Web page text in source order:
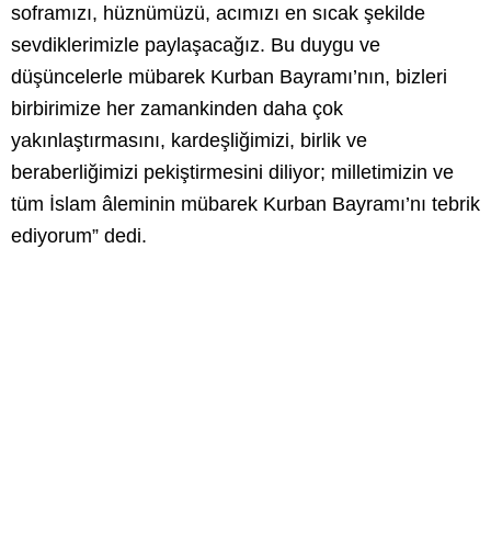
soframızı, hüznümüzü, acımızı en sıcak şekilde
sevdiklerimizle paylaşacağız. Bu duygu ve
düşüncelerle mübarek Kurban Bayramı’nın, bizleri
birbirimize her zamankinden daha çok
yakınlaştırmasını, kardeşliğimizi, birlik ve
beraberliğimizi pekiştirmesini diliyor; milletimizin ve
tüm İslam âleminin mübarek Kurban Bayramı’nı tebrik
ediyorum” dedi.